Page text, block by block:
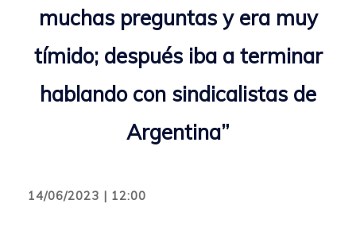
muchas preguntas y era muy
tímido; después iba a terminar
hablando con sindicalistas de
Argentina”
14/06/2023 | 12:00